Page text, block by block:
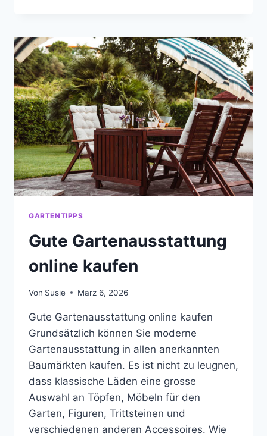
GARTENTIPPS
Gute Gartenausstattung
online kaufen
Von Susie März 6, 2026
Gute Gartenausstattung online kaufen
Grundsätzlich können Sie moderne
Gartenausstattung in allen anerkannten
Baumärkten kaufen. Es ist nicht zu leugnen,
dass klassische Läden eine grosse
Auswahl an Töpfen, Möbeln für den
Garten, Figuren, Trittsteinen und
verschiedenen anderen Accessoires. Wie